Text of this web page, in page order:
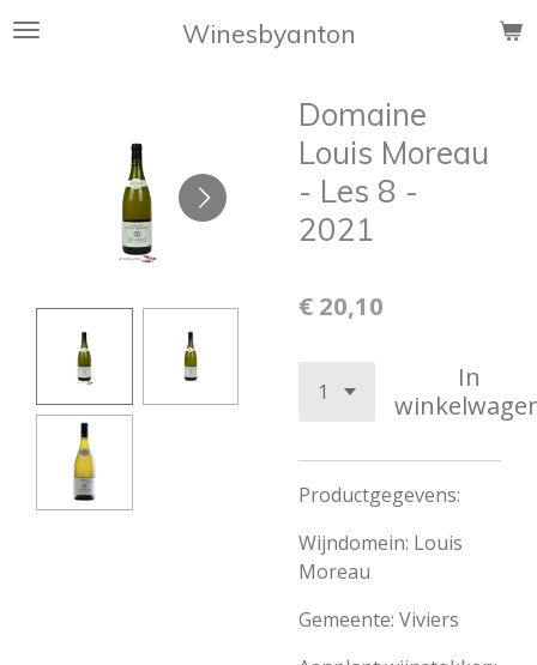
Ga
Winesbyanton
Domaine
Louis Moreau
- Les 8 -
2021
€ 20,10
In
Productgegevens:
Wijndomein: Louis
Moreau
Gemeente: Viviers